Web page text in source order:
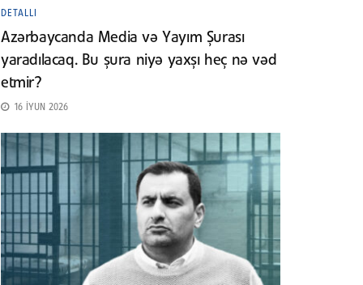
DETALLI
Azərbaycanda Media və Yayım Şurası
yaradılacaq. Bu şura niyə yaxşı heç nə vəd
etmir?
16 İYUN 2026